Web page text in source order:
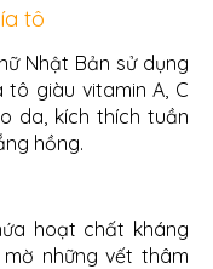
tô
Nhật Bản sử dụng
giàu vitamin A, C
da, kích thích tuần
hồng.
hoạt chất kháng
những vết thâm